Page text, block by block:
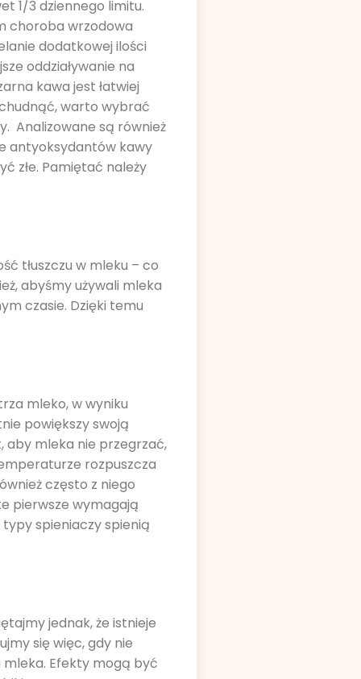
1/3 dziennego limitu.
choroba wrzodowa
dodatkowej ilości
oddziaływanie na
kawa jest łatwiej
warto wybrać
Analizowane są również
antyoksydantów kawy
złe. Pamiętać należy
tłuszczu w mleku – co
abyśmy używali mleka
czasie. Dzięki temu
mleko, w wyniku
powiększy swoją
aby mleka nie przegrzać,
rozpuszcza
często z niego
pierwsze wymagają
spieniaczy spienią
jednak, że istnieje
się więc, gdy nie
Efekty mogą być